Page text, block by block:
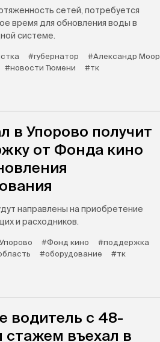
сетей, потребуется
время для обновления воды в
системе.
#губернатор
#Александр Моор
#новости Тюмени #тк
в Упорово получит
от Фонда кино
направлены на приобретение
и расходников.
#Фонд кино
#поддержка
#оборудование #тк
водитель с 48-
стажем въехал в